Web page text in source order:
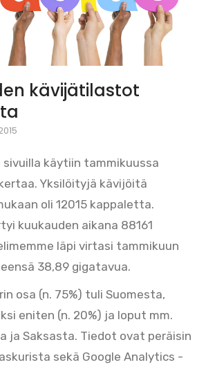
kävijätilastot
käytiin tammikuussa
Yksilöityjä kävijöitä
oli 12015 kappaletta.
kuukauden aikana 88161
läpi virtasi tammikuun
38,89 gigatavua.
osa (n. 75%) tuli Suomesta,
eniten (n. 20%) ja loput mm.
ja Saksasta. Tiedot ovat peräisin
sekä Google Analytics -